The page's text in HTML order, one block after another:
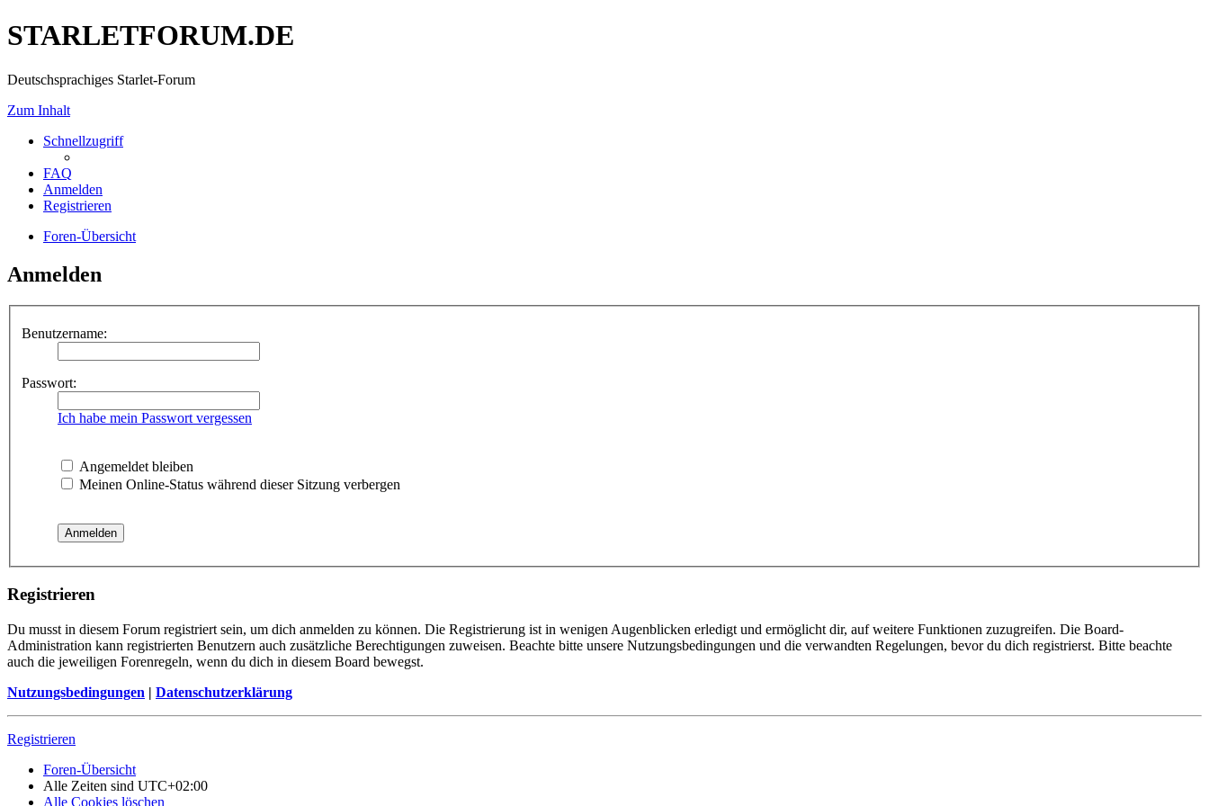
STARLETFORUM.DE
Deutschsprachiges Starlet-Forum
Zum Inhalt
Schnellzugriff
FAQ
Anmelden
Registrieren
Foren-Übersicht
Anmelden
Benutzername:
Passwort:
Ich habe mein Passwort vergessen
Angemeldet bleiben
Meinen Online-Status während dieser Sitzung verbergen
Registrieren
Du musst in diesem Forum registriert sein, um dich anmelden zu können. Die Registrierung ist in wenigen Augenblicken erledigt und ermöglicht dir, auf weitere Funktionen zuzugreifen. Die Board-
Administration kann registrierten Benutzern auch zusätzliche Berechtigungen zuweisen. Beachte bitte unsere Nutzungsbedingungen und die verwandten Regelungen, bevor du dich registrierst. Bitte beachte
auch die jeweiligen Forenregeln, wenn du dich in diesem Board bewegst.
Nutzungsbedingungen | Datenschutzerklärung
Registrieren
Foren-Übersicht
Alle Zeiten sind UTC+02:00
Alle Cookies löschen